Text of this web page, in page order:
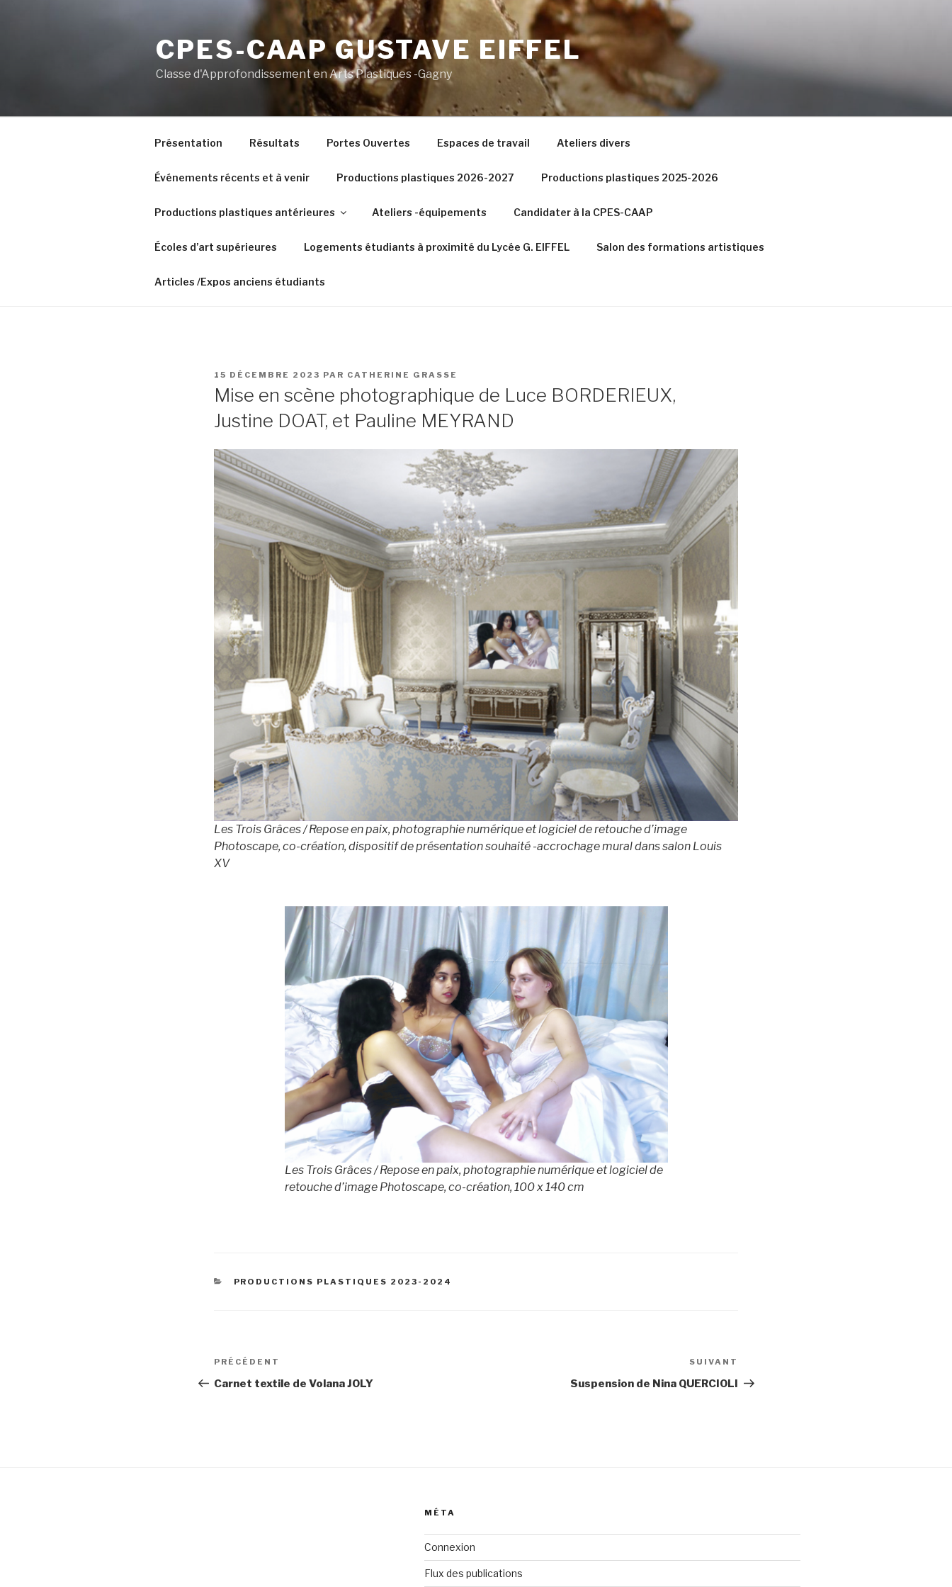
CPES-CAAP GUSTAVE EIFFEL
Classe d'Approfondissement en Arts Plastiques -Gagny
Présentation Résultats Portes Ouvertes Espaces de travail Ateliers divers
Événements récents et à venir Productions plastiques 2026-2027 Productions plastiques 2025-2026
Productions plastiques antérieures Ateliers -équipements Candidater à la CPES-CAAP
Écoles d’art supérieures Logements étudiants à proximité du Lycée G. EIFFEL Salon des formations artistiques
Articles /Expos anciens étudiants
PUBLIÉ
15 DÉCEMBRE 2023 PAR CATHERINE GRASSE
Mise en scène photographique de Luce BORDERIEUX,
Justine DOAT, et Pauline MEYRAND
Les Trois Grâces / Repose en paix, photographie numérique et logiciel de retouche d’image
Photoscape, co-création, dispositif de présentation souhaité -accrochage mural dans salon Louis
XV
Les Trois Grâces / Repose en paix, photographie numérique et logiciel de
retouche d’image Photoscape, co-création, 100 x 140 cm
CATÉGORIES
PRODUCTIONS PLASTIQUES 2023-2024
Navigation
de
Article
précédent
PRÉCÉDENT
Carnet textile de Volana JOLY
suivant
SUIVANT
Suspension de Nina QUERCIOLI
MÉTA
Connexion
Flux des publications